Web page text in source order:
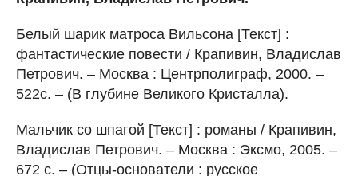
Белый шарик матроса Вильсона [Текст] :
фантастические повести / Крапивин, Владислав
Петрович. – Москва : Центрполиграф, 2000. –
522с. – (В глубине Великого Кристалла).
Мальчик со шпагой [Текст] : романы / Крапивин,
Владислав Петрович. – Москва : Эксмо, 2005. –
672 с. – (Отцы-основатели : русское